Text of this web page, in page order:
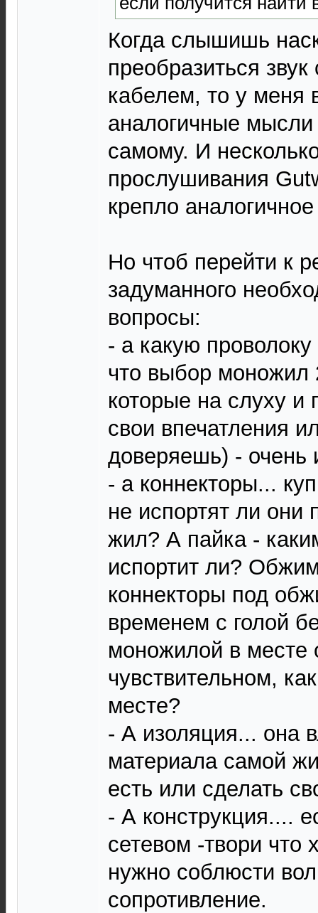
Когда слышишь
преобразиться
кабелем, то у меня
аналогичные мысли
самому. И
прослушивания
крепло
Но чтоб перейти к
задуманного
вопросы:
- а какую
что выбор моножил
которые на слуху и
свои впечатления
доверяешь) - очень
- а коннекторы...
не испортят ли они
жил? А пайка -
испортит ли?
коннекторы под
временем с голой
моножилой в месте
чувствительном,
месте?
- А изоляция... она
материала самой
есть или сделать
- А конструкция....
сетевом -твори
нужно соблюсти
сопротивление.